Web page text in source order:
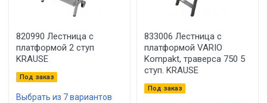
820990 Лестница с
платформой 2 ступ
KRAUSE
Под заказ
Выбрать из 7 вариантов
833006 Лестница с
платформой VARIO
Kompakt, траверса 750 5
ступ. KRAUSE
Под заказ